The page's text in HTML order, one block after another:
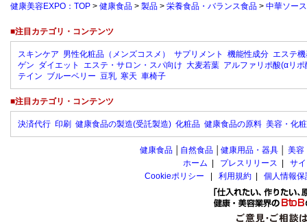
健康美容EXPO：TOP > 健康食品 > 製品 > 栄養食品・バランス食品 > 中華ソー
■注目カテゴリ・コンテンツ
スキンケア 男性化粧品（メンズコスメ） サプリメント 機能性成分 エステ
ゲン ダイエット エステ・サロン・スパ向け 大麦若葉 アルファリポ酸(αリポ
テイン ブルーベリー 豆乳 寒天 車椅子
■注目カテゴリ・コンテンツ
決済代行 印刷 健康食品の製造(受託製造) 化粧品 健康食品の原料 美容・化
健康食品 自然食品 健康用品・器具 美容
ホーム
プレスリリース
サ
Cookieポリシー
利用規約 個人情報